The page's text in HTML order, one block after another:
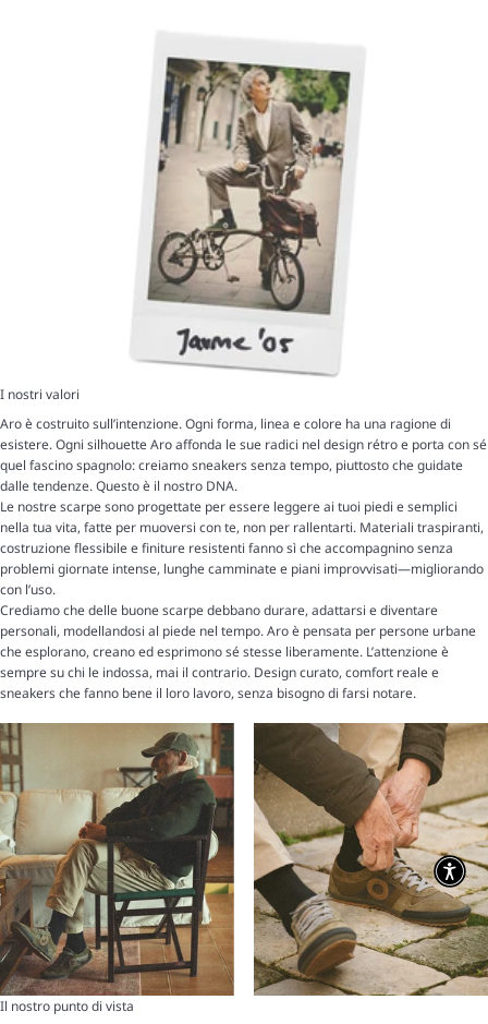
I nostri valori
Aro è costruito sull’intenzione. Ogni forma, linea e colore ha una ragione di
esistere. Ogni silhouette Aro affonda le sue radici nel design rétro e porta con sé
quel fascino spagnolo: creiamo sneakers senza tempo, piuttosto che guidate
dalle tendenze. Questo è il nostro DNA.
Le nostre scarpe sono progettate per essere leggere ai tuoi piedi e semplici
nella tua vita, fatte per muoversi con te, non per rallentarti. Materiali traspiranti,
costruzione flessibile e finiture resistenti fanno sì che accompagnino senza
problemi giornate intense, lunghe camminate e piani improvvisati—migliorando
con l’uso.
Crediamo che delle buone scarpe debbano durare, adattarsi e diventare
personali, modellandosi al piede nel tempo. Aro è pensata per persone urbane
che esplorano, creano ed esprimono sé stesse liberamente. L’attenzione è
sempre su chi le indossa, mai il contrario. Design curato, comfort reale e
sneakers che fanno bene il loro lavoro, senza bisogno di farsi notare.
Il nostro punto di vista